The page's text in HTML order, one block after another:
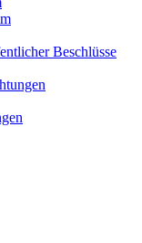
Beschlüsse